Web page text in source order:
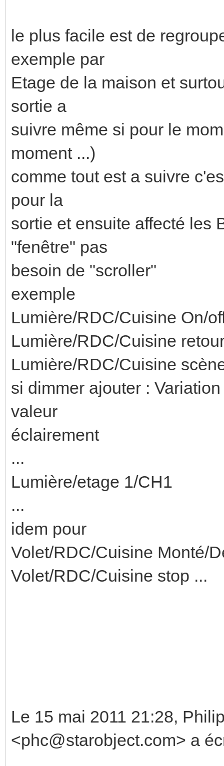
le plus facile est de
exemple par
Etage de la maison et
sortie a
suivre même si pour le
moment ...)
comme tout est a suivre
pour la
sortie et ensuite affecté les
"fenêtre" pas
besoin de "scroller"
exemple
Lumière/RDC/Cuisine On/
Lumière/RDC/Cuisine
Lumière/RDC/Cuisine
si dimmer ajouter :
valeur
éclairement
...
Lumière/etage 1/CH1
...
idem pour
Volet/RDC/Cuisine Monté/
Volet/RDC/Cuisine stop ...
Le 15 mai 2011 21:28,
<phc@starobject.com> a